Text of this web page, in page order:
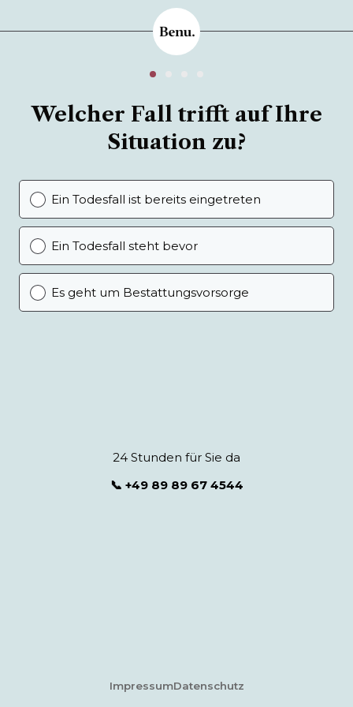
Welcher Fall trifft auf Ihre
Situation zu?
Ein Todesfall ist bereits eingetreten
Ein Todesfall steht bevor
Es geht um Bestattungsvorsorge
24 Stunden für Sie da
📞 +49 89 89 67 4544
ImpressumDatenschutz